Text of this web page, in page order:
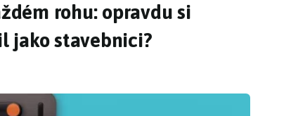
rohu: opravdu si
jako stavebnici?